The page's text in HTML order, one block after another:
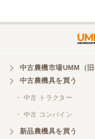
株式会社ト
三重県／株式会社 ケ
中古農機市場UMM（旧
中古農機具を買う
・ 中古 トラクター
・ 中古 コンバイン
新品農機具を買う